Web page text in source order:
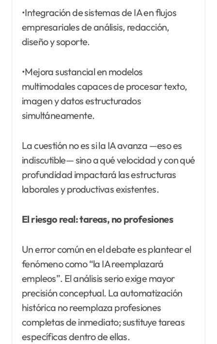
•Integración de sistemas de IA en flujos
empresariales de análisis, redacción,
diseño y soporte.
•Mejora sustancial en modelos
multimodales capaces de procesar texto,
imagen y datos estructurados
simultáneamente.
La cuestión no es si la IA avanza —eso es
indiscutible— sino a qué velocidad y con qué
profundidad impactará las estructuras
laborales y productivas existentes.
El riesgo real: tareas, no profesiones
Un error común en el debate es plantear el
fenómeno como “la IA reemplazará
empleos”. El análisis serio exige mayor
precisión conceptual. La automatización
histórica no reemplaza profesiones
completas de inmediato; sustituye tareas
específicas dentro de ellas.